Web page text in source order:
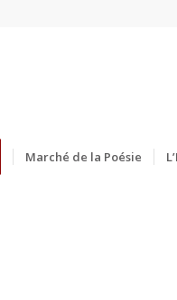
Marché de la Poésie